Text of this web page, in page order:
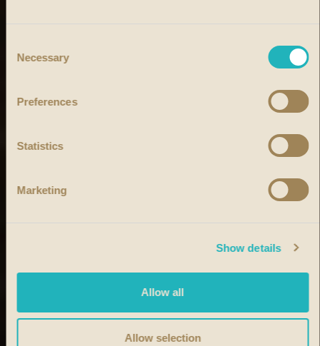
Selection
Necessary
Preferences
Statistics
Marketing
Show details
Allow all
Allow selection